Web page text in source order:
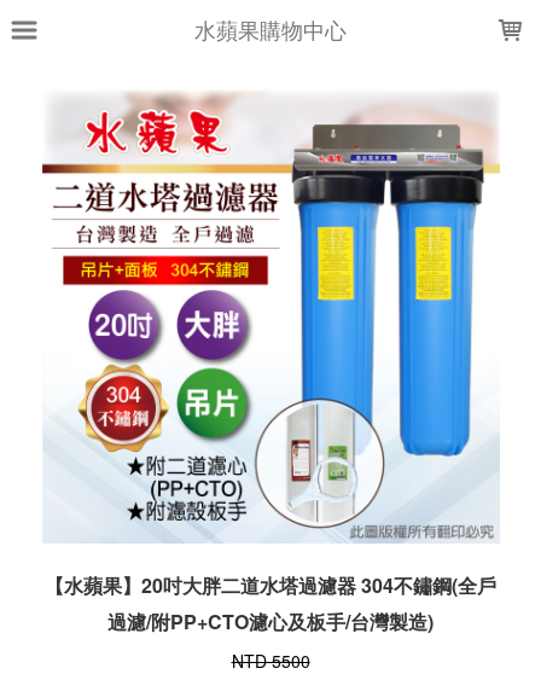
水蘋果購物中心
【水蘋果】20吋大胖二道水塔過濾器 304不鏽鋼(全戶
過濾/附PP+CTO濾心及板手/台灣製造)
NTD 5500